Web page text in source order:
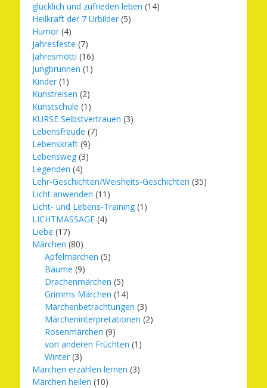
glücklich und zufrieden leben (14)
Heilkraft der 7 Urbilder (5)
Humor (4)
Jahresfeste (7)
Jahresmotti (16)
Jungbrunnen (1)
Kinder (1)
Kunstreisen (2)
Kunstschule (1)
KURSE Selbstvertrauen (3)
Lebensfreude (7)
Lebenskraft (9)
Lebensweg (3)
Legenden (4)
Lehr-Geschichten/Weisheits-Geschichten (35)
Licht anwenden (11)
Licht- und Lebens-Training (1)
LICHTMASSAGE (4)
Liebe (17)
Märchen (80)
Apfelmärchen (5)
Bäume (9)
Drachenmärchen (5)
Grimms Märchen (14)
Märchenbetrachtungen (3)
Märcheninterpretationen (2)
Rosenmärchen (9)
von anderen Früchten (1)
Winter (3)
Märchen erzählen lernen (3)
Märchen heilen (10)